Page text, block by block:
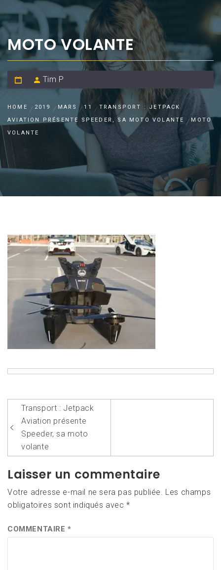
MOTO VOLANTE
Tim P
HOME 2019 MARS 11
TRANSPORT : JETPACK
AVIATION PRÉSENTE SPEEDER, SA MOTO VOLANTE
MOTO
VOLANTE
Navigation
de
l’article
Transport : Jetpack
Aviation présente
Speeder, sa moto
volante
Laisser un commentaire
Votre adresse e-mail ne sera pas publiée. Les champs
obligatoires sont indiqués avec*
COMMENTAIRE*